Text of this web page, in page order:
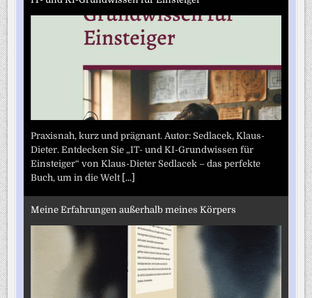
Praxisnah, kurz und prägnant. Autor: Sedlacek, Klaus-
Dieter. Entdecken Sie „IT- und KI-Grundwissen für
Einsteiger“ von Klaus-Dieter Sedlacek – das perfekte
Buch, um in die Welt [...]
Meine Erfahrungen außerhalb meines Körpers